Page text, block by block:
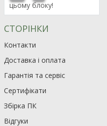
цьому блоку!
СТОРІНКИ
Контакти
Доставка і оплата
Гарантія та сервіс
Сертифікати
Збірка ПК
Відгуки